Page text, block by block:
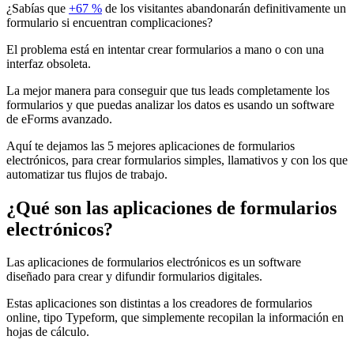
¿Sabías que +67 % de los visitantes abandonarán definitivamente un
formulario si encuentran complicaciones?
El problema está en intentar crear formularios a mano o con una
interfaz obsoleta.
La mejor manera para conseguir que tus leads completamente los
formularios y que puedas analizar los datos es usando un software
de eForms avanzado.
Aquí te dejamos las 5 mejores aplicaciones de formularios
electrónicos, para crear formularios simples, llamativos y con los que
automatizar tus flujos de trabajo.
¿Qué son las aplicaciones de formularios
electrónicos?
Las aplicaciones de formularios electrónicos es un software
diseñado para crear y difundir formularios digitales.
Estas aplicaciones son distintas a los creadores de formularios
online, tipo Typeform, que simplemente recopilan la información en
hojas de cálculo.